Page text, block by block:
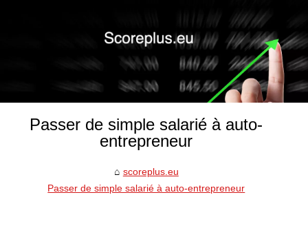
Passer de simple salarié à auto-
entrepreneur
scoreplus.eu
Passer de simple salarié à auto-entrepreneur